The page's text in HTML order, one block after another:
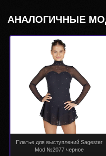
АНАЛОГИЧНЫЕ
Платье для выступлений Sagester
Mod №2077 черное